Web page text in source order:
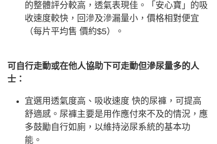
的整體評分較高，透氣表現佳。「安心寶」的吸
收速度較快，回滲及滲漏量小，價格相對便宜
（每片平均售 價約$5）。
可自行走動或在他人協助下可走動但滲尿量多的人
士：
宜選用透氣度高、吸收速度 快的尿褲，可提高
舒適感。尿褲主要是用作應付來不及的情況，應
多鼓勵自行如廁，以維持泌尿系統的基本功
能。